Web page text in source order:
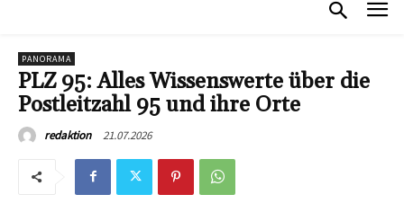
PANORAMA
PLZ 95: Alles Wissenswerte über die
Postleitzahl 95 und ihre Orte
redaktion 21.07.2026